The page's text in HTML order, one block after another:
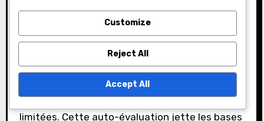
défis PvE ou la collection de cartes. Chaque
style a des besoins différents ; par exemple, les
joueurs PvP peuvent avoir besoin de cartes ou
de compétences plus puissantes, tandis que
les collectionneurs pourraient prioriser des
illustrations de cartes uniques ou des éditions
limitées. Cette auto-évaluation jette les bases
Customize
Reject All
Accept All